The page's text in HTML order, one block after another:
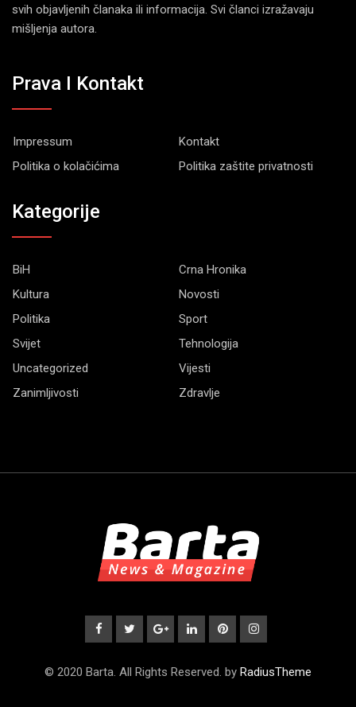
svih objavljenih članaka ili informacija. Svi članci izražavaju
mišljenja autora.
Prava I Kontakt
Impressum
Kontakt
Politika o kolačićima
Politika zaštite privatnosti
Kategorije
BiH
Crna Hronika
Kultura
Novosti
Politika
Sport
Svijet
Tehnologija
Uncategorized
Vijesti
Zanimljivosti
Zdravlje
© 2020 Barta. All Rights Reserved. by RadiusTheme